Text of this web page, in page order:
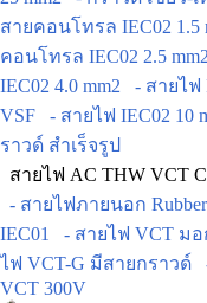
สายคอนโทรล IEC02 1.5
คอนโทรล IEC02 2.5 mm2
IEC02 4.0 mm2
- สายไฟ
VSF
- สายไฟ IEC02 10
ราวด์ สำเร็จรูป
สายไฟ AC THW VCT
- สายไฟภายนอก Rubber
IEC01
- สายไฟ VCT มอ
ไฟ VCT-G มีสายกราวด์
VCT 300V